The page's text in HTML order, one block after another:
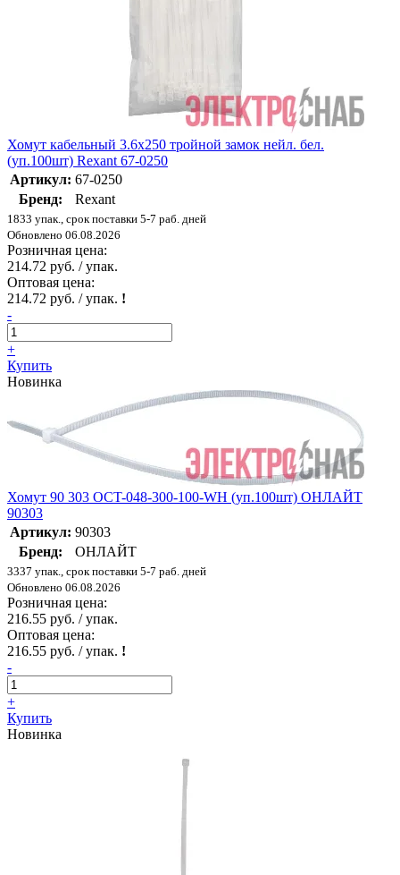
Хомут кабельный 3.6х250 тройной замок нейл. бел.
(уп.100шт) Rexant 67-0250
Артикул: 67-0250
Бренд:
Rexant
1833 упак., срок поставки 5-7 раб. дней
Обновлено 06.08.2026
Розничная цена:
214.72 руб. / упак.
Оптовая цена:
214.72 руб. / упак. !
-
+
Купить
Новинка
Хомут 90 303 OCT-048-300-100-WH (уп.100шт) ОНЛАЙТ
90303
Артикул: 90303
Бренд:
ОНЛАЙТ
3337 упак., срок поставки 5-7 раб. дней
Обновлено 06.08.2026
Розничная цена:
216.55 руб. / упак.
Оптовая цена:
216.55 руб. / упак. !
-
+
Купить
Новинка